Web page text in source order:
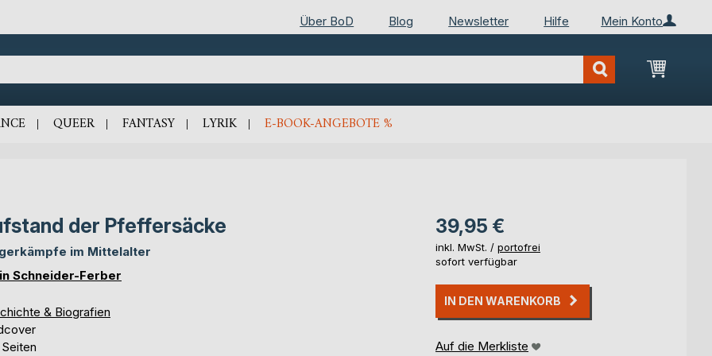
Mein Konto
Über BoD Blog Newsletter Hilfe
Mein
QUEER FANTASY LYRIK E-BOOK-ANGEBOTE %
der Pfeffersäcke
im Mittelalter
Schneider-Ferber
& Biografien
39,95 €
inkl. MwSt. / portofrei
sofort verfügbar
IN DEN WARENKORB
Auf die Merkliste